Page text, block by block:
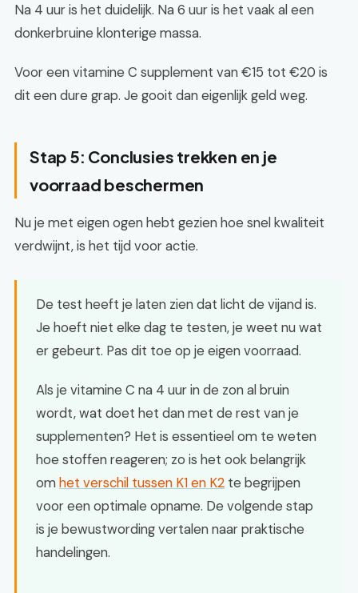
Na 4 uur is het duidelijk. Na 6 uur is het vaak al een
donkerbruine klonterige massa.
Voor een vitamine C supplement van €15 tot €20 is
dit een dure grap. Je gooit dan eigenlijk geld weg.
Stap 5: Conclusies trekken en je
voorraad beschermen
Nu je met eigen ogen hebt gezien hoe snel kwaliteit
verdwijnt, is het tijd voor actie.
De test heeft je laten zien dat licht de vijand is.
Je hoeft niet elke dag te testen, je weet nu wat
er gebeurt. Pas dit toe op je eigen voorraad.
Als je vitamine C na 4 uur in de zon al bruin
wordt, wat doet het dan met de rest van je
supplementen? Het is essentieel om te weten
hoe stoffen reageren; zo is het ook belangrijk
omhet verschil tussen K1 en K2 te begrijpen
voor een optimale opname. De volgende stap
is je bewustwording vertalen naar praktische
handelingen.